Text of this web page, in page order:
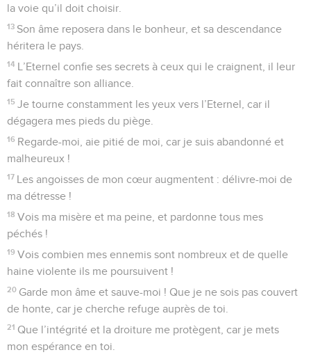
la voie qu’il doit choisir.
13 Son âme reposera dans le bonheur, et sa descendance
héritera le pays.
14 L’Eternel confie ses secrets à ceux qui le craignent, il leur
fait connaître son alliance.
15 Je tourne constamment les yeux vers l’Eternel, car il
dégagera mes pieds du piège.
16 Regarde-moi, aie pitié de moi, car je suis abandonné et
malheureux !
17 Les angoisses de mon cœur augmentent : délivre-moi de
ma détresse !
18 Vois ma misère et ma peine, et pardonne tous mes
péchés !
19 Vois combien mes ennemis sont nombreux et de quelle
haine violente ils me poursuivent !
20 Garde mon âme et sauve-moi ! Que je ne sois pas couvert
de honte, car je cherche refuge auprès de toi.
21 Que l’intégrité et la droiture me protègent, car je mets
mon espérance en toi.